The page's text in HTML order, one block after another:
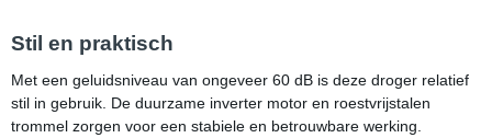
Stil en praktisch
Met een geluidsniveau van ongeveer 60 dB is deze droger relatief
stil in gebruik. De duurzame inverter motor en roestvrijstalen
trommel zorgen voor een stabiele en betrouwbare werking.